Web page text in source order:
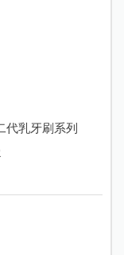
代乳牙刷系列